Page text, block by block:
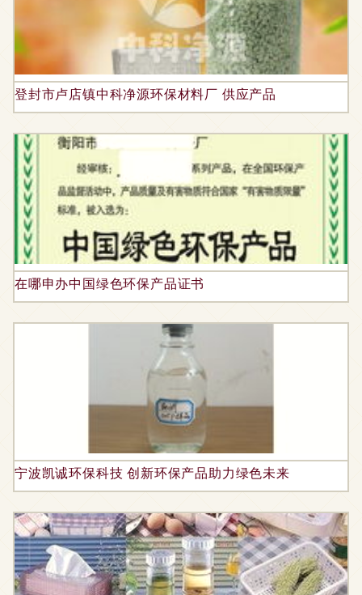
登封市卢店镇中科净源环保材料厂 供应产品
在哪申办中国绿色环保产品证书
宁波凯诚环保科技 创新环保产品助力绿色未来